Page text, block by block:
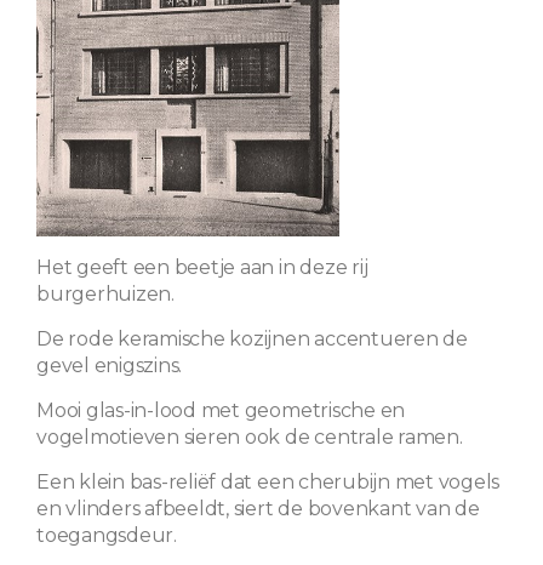
Het geeft een beetje aan in deze rij
burgerhuizen.
De rode keramische kozijnen accentueren de
gevel enigszins.
Mooi glas-in-lood met geometrische en
vogelmotieven sieren ook de centrale ramen.
Een klein bas-reliëf dat een cherubijn met vogels
en vlinders afbeeldt, siert de bovenkant van de
toegangsdeur.